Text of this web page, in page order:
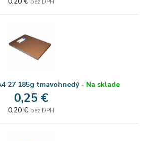
27 185g tmavohnedý- Na sklade
0,25 €
0,20 € bez DPH